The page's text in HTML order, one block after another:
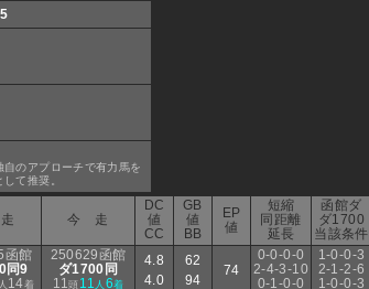
のアプローチで有力馬を
て推奨。
今 走
DC
値
CC
GB
値
BB
EP
値
短縮
同距離
延長
函館ダ
ダ1700
当該条件
函館
同9
人 14着
250629函館
ダ1700同
11頭 11 人 6着
4.8
4.0
62
94
74
0-0-0-0
2-4-3-10
0-1-0-0
1-0-0-3
2-1-2-6
1-0-0-3